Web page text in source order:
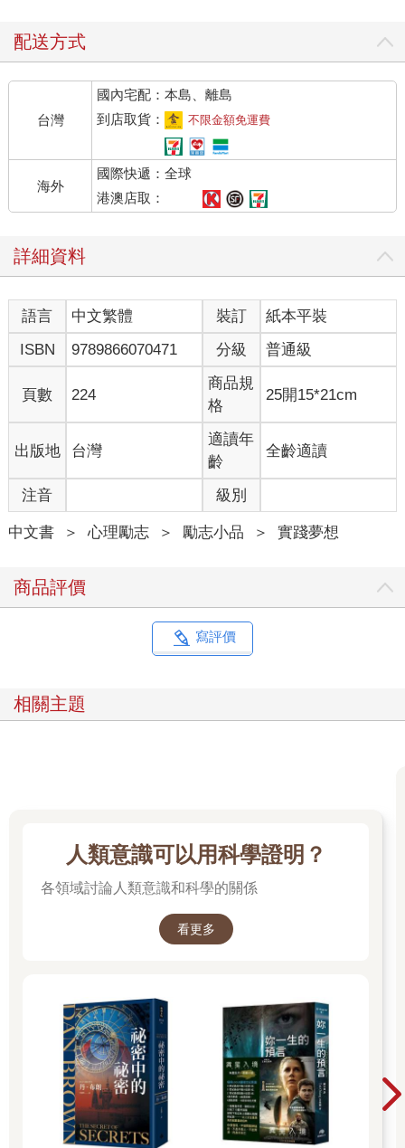
配送方式
台灣
國內宅配：本島、離島
到店取貨：
不限金額免運費
海外
國際快遞：全球
港澳店取：
詳細資料
語言 中文繁體 裝訂
紙本平裝
ISBN
9789866070471 分級 普通級
頁數 224
商品規
格
25開15*21cm
出版地 台灣
適讀年
齡
全齡適讀
注音 級別
中文書 ＞ 心理勵志 ＞ 勵志小品 ＞ 實踐夢想
商品評價
寫評價
相關主題
人類意識可以用科學證明？
各領域討論人類意識和科學的關係
看更多